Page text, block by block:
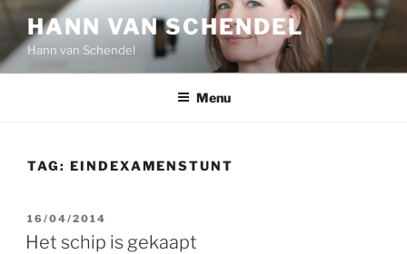
Ga
de
inhoud
HANN VAN SCHENDEL
Hann van Schendel
Menu
TAG: EINDEXAMENSTUNT
GEPLAATST
OP
16/04/2014
Het schip is gekaapt